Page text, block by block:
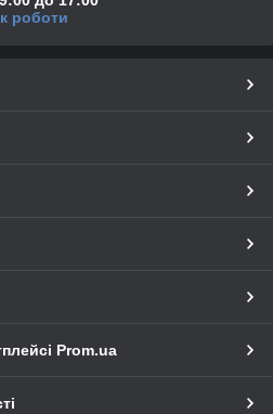
роботи
Prom.ua